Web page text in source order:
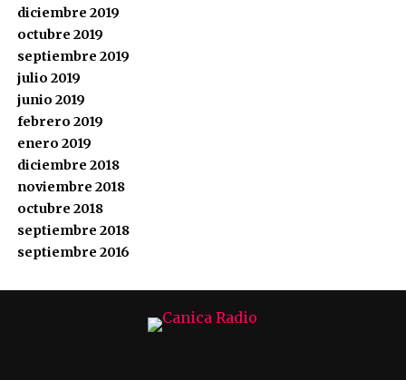
diciembre 2019
octubre 2019
septiembre 2019
julio 2019
junio 2019
febrero 2019
enero 2019
diciembre 2018
noviembre 2018
octubre 2018
septiembre 2018
septiembre 2016